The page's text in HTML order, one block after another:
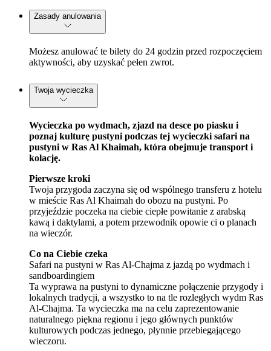
Zasady anulowania
Możesz anulować te bilety do 24 godzin przed rozpoczęciem
aktywności, aby uzyskać pełen zwrot.
Twoja wycieczka
Wycieczka po wydmach, zjazd na desce po piasku i
poznaj kulturę pustyni podczas tej wycieczki safari na
pustyni w Ras Al Khaimah, która obejmuje transport i
kolację.
Pierwsze kroki
Twoja przygoda zaczyna się od wspólnego transferu z hotelu
w mieście Ras Al Khaimah do obozu na pustyni. Po
przyjeździe poczeka na ciebie ciepłe powitanie z arabską
kawą i daktylami, a potem przewodnik opowie ci o planach
na wieczór.
Co na Ciebie czeka
Safari na pustyni w Ras Al-Chajma z jazdą po wydmach i
sandboardingiem
Ta wyprawa na pustyni to dynamiczne połączenie przygody i
lokalnych tradycji, a wszystko to na tle rozległych wydm Ras
Al-Chajma. Ta wycieczka ma na celu zaprezentowanie
naturalnego piękna regionu i jego głównych punktów
kulturowych podczas jednego, płynnie przebiegającego
wieczoru.